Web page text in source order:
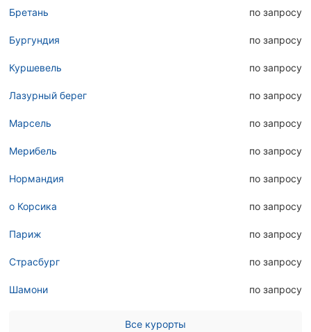
Бретань по запросу
Бургундия по запросу
Куршевель по запросу
Лазурный берег по запросу
Марсель по запросу
Мерибель по запросу
Нормандия по запросу
о Корсика по запросу
Париж по запросу
Страсбург по запросу
Шамони по запросу
Все курорты